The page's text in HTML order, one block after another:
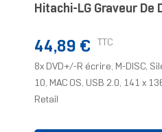
Hitachi-LG Graveur De
Prix
44,89 € TTC
8x DVD+/-R écrire, M-DISC,
10, MAC OS, USB 2.0, 141 x
Retail